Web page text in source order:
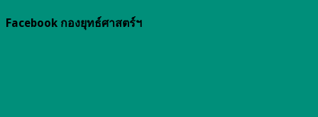
Facebook กองยุทธ์ศาสตร์ฯ